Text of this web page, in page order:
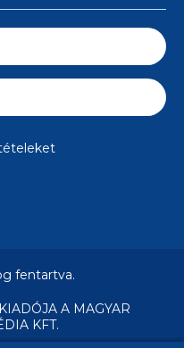
fentartva.
A MAGYAR
KFT.